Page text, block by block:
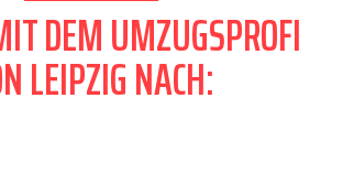
DEM UMZUGSPROFI
LEIPZIG NACH: